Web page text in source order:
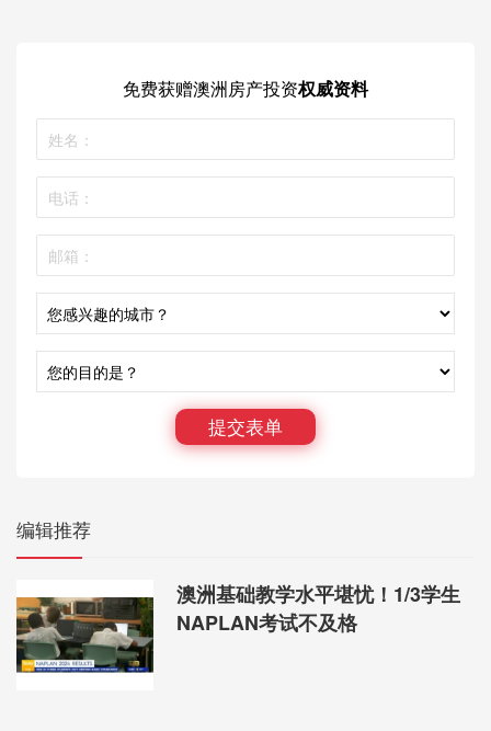
免费获赠澳洲房产投资权威资料
提交表单
编辑推荐
澳洲基础教学水平堪忧！1/3学生
NAPLAN考试不及格